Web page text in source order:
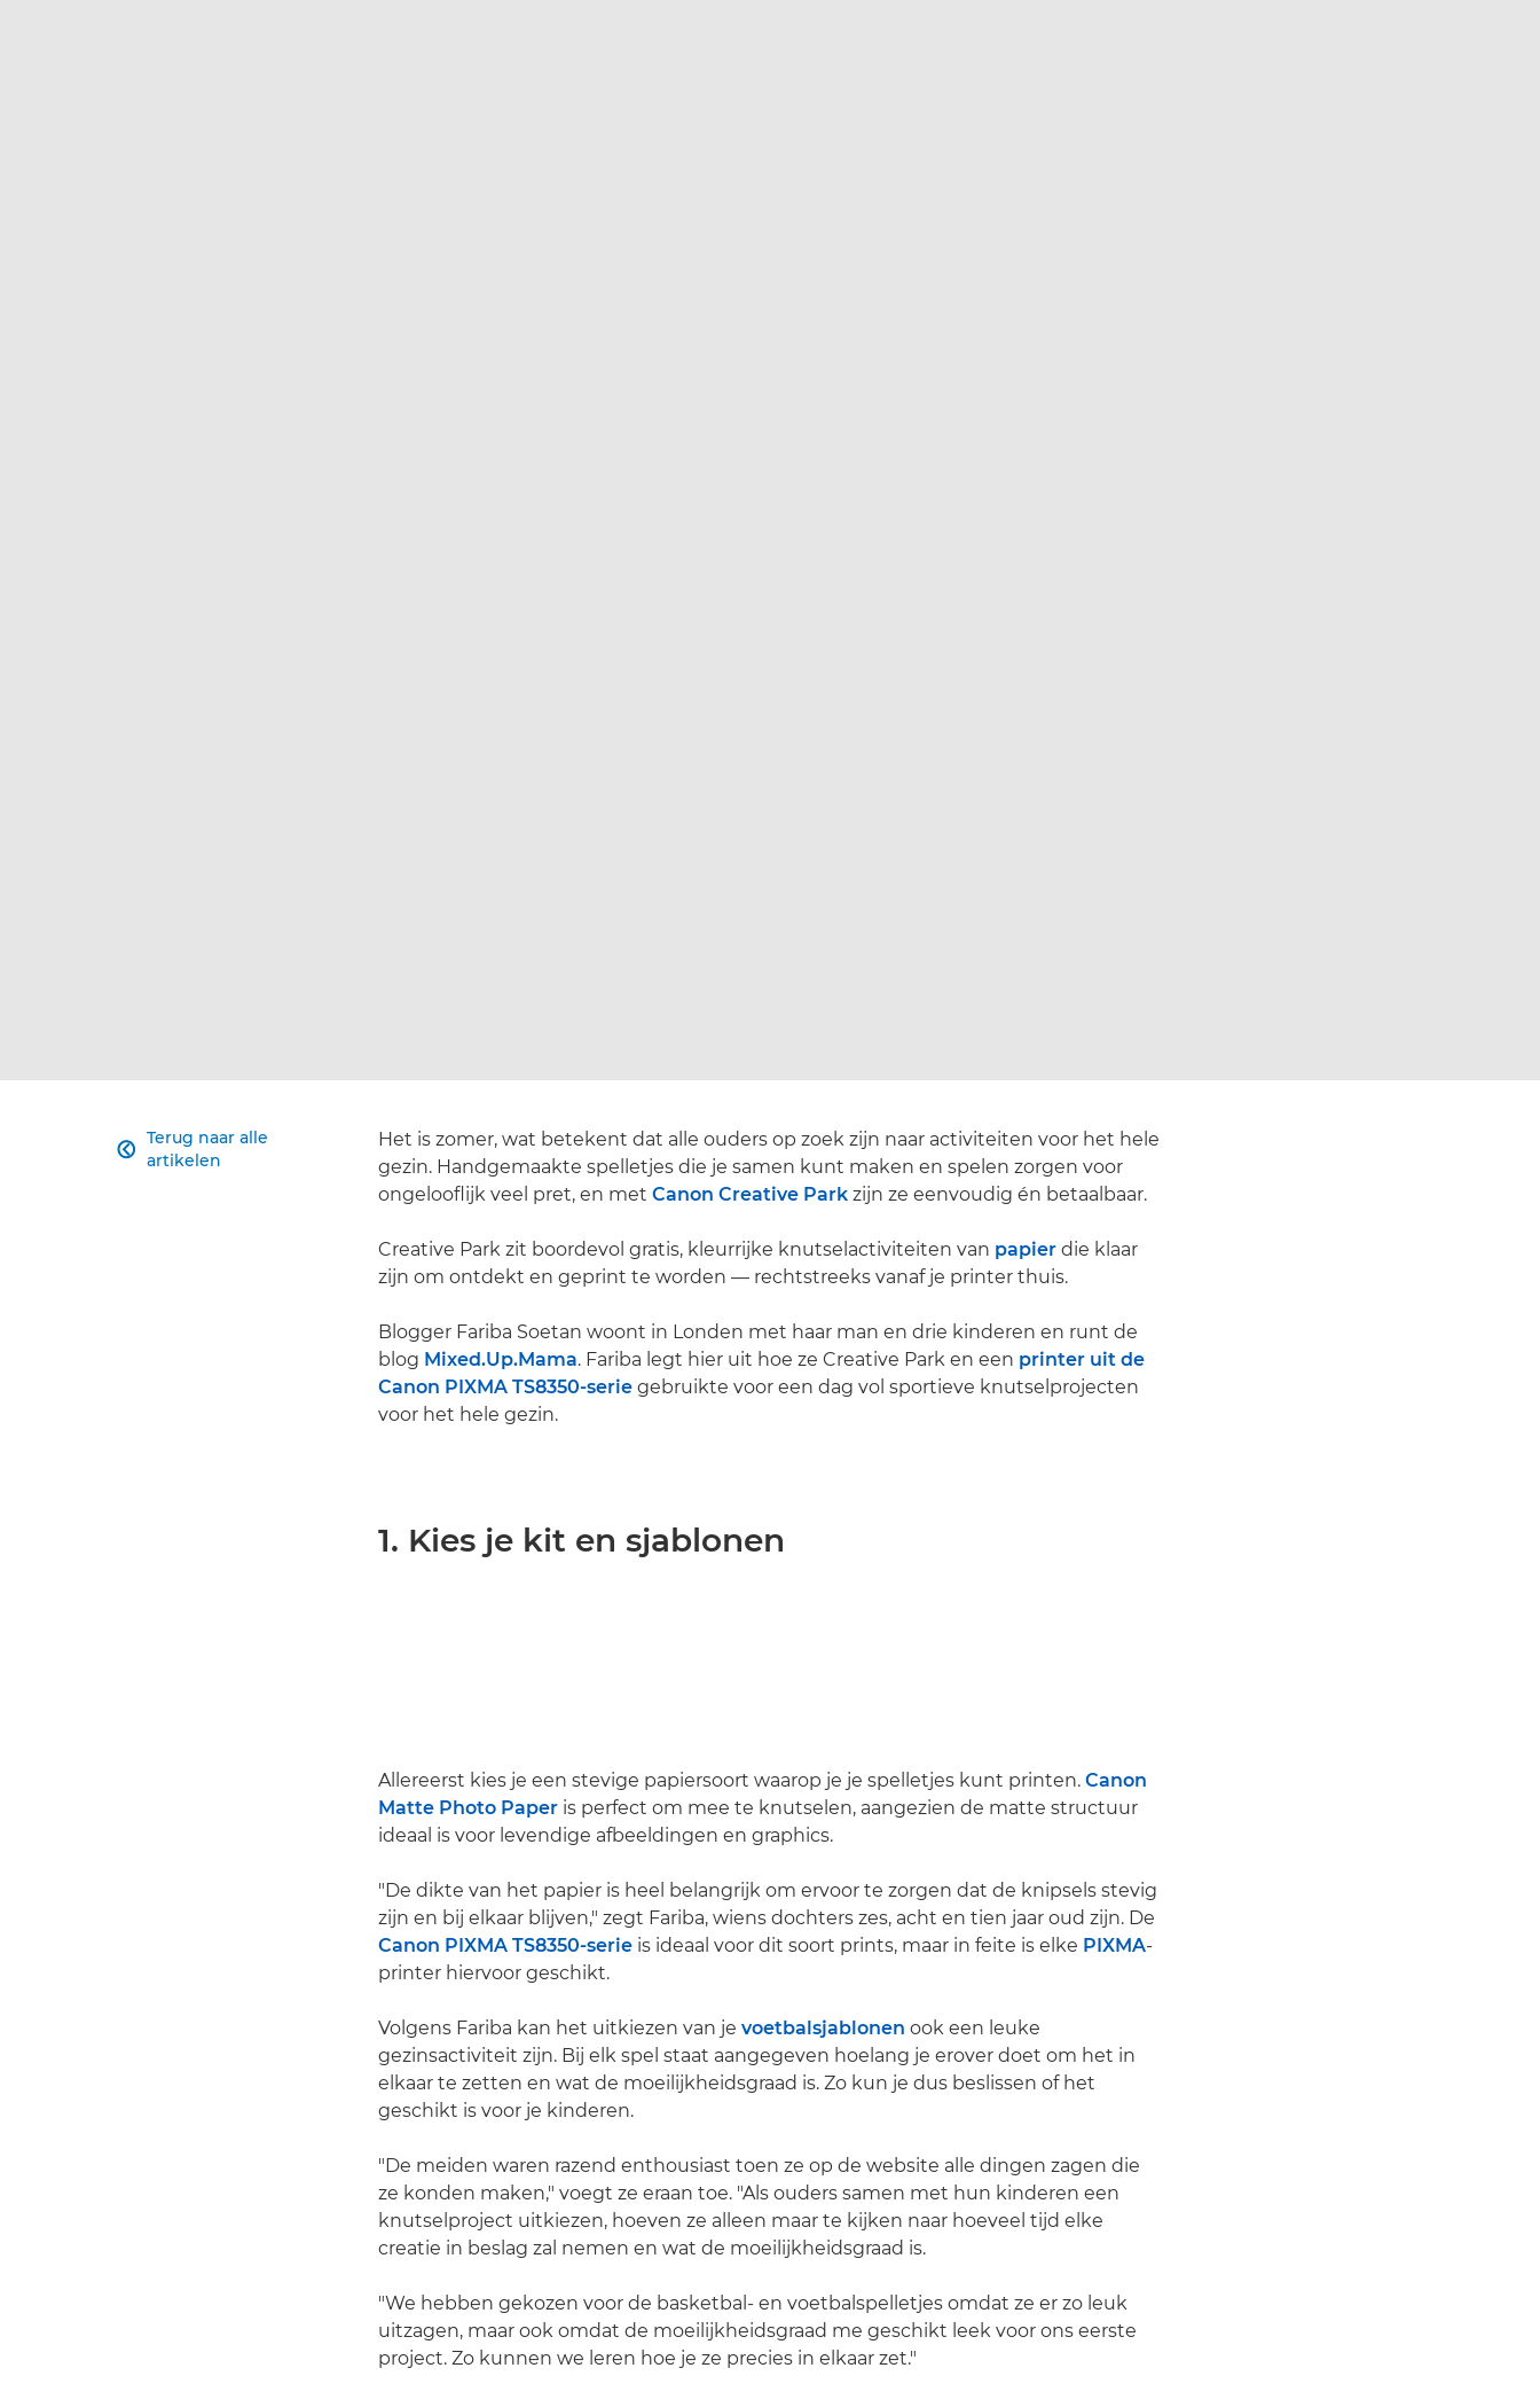
Terug naar alle
artikelen

Het is zomer, wat betekent dat alle ouders op zoek zijn naar activiteiten voor het hele
gezin. Handgemaakte spelletjes die je samen kunt maken en spelen zorgen voor
ongelooflijk veel pret, en met Canon Creative Park zijn ze eenvoudig én betaalbaar.
Creative Park zit boordevol gratis, kleurrijke knutselactiviteiten van papier die klaar
zijn om ontdekt en geprint te worden — rechtstreeks vanaf je printer thuis.
Blogger Fariba Soetan woont in Londen met haar man en drie kinderen en runt de
blog Mixed.Up.Mama. Fariba legt hier uit hoe ze Creative Park en een printer uit de
Canon PIXMA TS8350-serie gebruikte voor een dag vol sportieve knutselprojecten
voor het hele gezin.
1. Kies je kit en sjablonen
Allereerst kies je een stevige papiersoort waarop je je spelletjes kunt printen. Canon
Matte Photo Paper is perfect om mee te knutselen, aangezien de matte structuur
ideaal is voor levendige afbeeldingen en graphics.
"De dikte van het papier is heel belangrijk om ervoor te zorgen dat de knipsels stevig
zijn en bij elkaar blijven," zegt Fariba, wiens dochters zes, acht en tien jaar oud zijn. De
Canon PIXMA TS8350-serie is ideaal voor dit soort prints, maar in feite is elke PIXMA-
printer hiervoor geschikt.
Volgens Fariba kan het uitkiezen van je voetbalsjablonen ook een leuke
gezinsactiviteit zijn. Bij elk spel staat aangegeven hoelang je erover doet om het in
elkaar te zetten en wat de moeilijkheidsgraad is. Zo kun je dus beslissen of het
geschikt is voor je kinderen.
"De meiden waren razend enthousiast toen ze op de website alle dingen zagen die
ze konden maken," voegt ze eraan toe. "Als ouders samen met hun kinderen een
knutselproject uitkiezen, hoeven ze alleen maar te kijken naar hoeveel tijd elke
creatie in beslag zal nemen en wat de moeilijkheidsgraad is.
"We hebben gekozen voor de basketbal- en voetbalspelletjes omdat ze er zo leuk
uitzagen, maar ook omdat de moeilijkheidsgraad me geschikt leek voor ons eerste
project. Zo kunnen we leren hoe je ze precies in elkaar zet."